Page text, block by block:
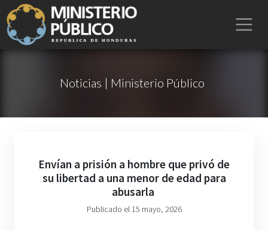
Noticias | Ministerio Público
Envían a prisión a hombre que privó de
su libertad a una menor de edad para
abusarla
Publicado el 15 mayo, 2026